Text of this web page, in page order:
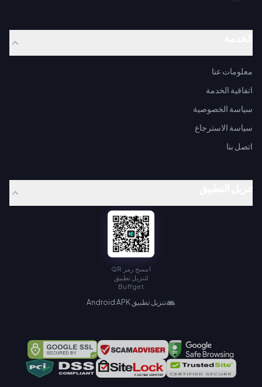
معلومات عنا
اتفاقية الخدمة
سياسة الخصوصية
سياسة الاسترجاع
اتصل بنا
امسح رمز QR
لتنزيل تطبيق
Buffget
تنزيل تطبيق Android APK